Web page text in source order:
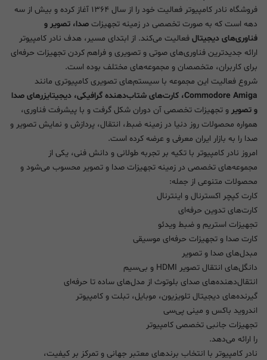
فروشگاه نادر کامپیوتر فعالیت خود را از سال ۱۳۶۴ آغاز کرده و بیش از سه
دهه است که به صورت تخصصی در زمینه تجهیزات صدا، تصویر و
فناوری‌های دیجیتال فعالیت می‌کند. از ابتدای مسیر، هدف نادر کامپیوتر
ارائه جدیدترین فناوری‌های صوتی و تصویری و فراهم کردن تجهیزات حرفه‌ای
برای کاربران، متخصصان و مجموعه‌های مختلف بوده است.
شروع فعالیت این مجموعه با سیستم‌های تصویری کامپیوتری مانند
Commodore Amiga، کارت‌های شتاب‌دهنده گرافیکی، دیجیتایزرهای صدا
و تصویر و تجهیزات تخصصی آن دوران شکل گرفت و با پیشرفت فناوری،
همواره محصولات روز دنیا در زمینه ضبط، انتقال، پردازش و نمایش تصویر و
صدا را به بازار ایران معرفی و عرضه کرده است.
امروز نادر کامپیوتر با تکیه بر تجربه طولانی و دانش فنی، یکی از
مجموعه‌های تخصصی در زمینه تجهیزات صدا و تصویر محسوب می‌شود و
محصولات متنوعی از جمله:
کارت کپچر اکسترنال و اینترنال
کارت‌های تدوین حرفه‌ای
تجهیزات استریم و ضبط ویدئو
کارت صدا و تجهیزات حرفه‌ای موسیقی
مبدل‌های صدا و تصویر
دانگل‌های انتقال تصویر HDMI و بی‌سیم
انتقال‌دهنده‌های صدای بلوتوث از مدل‌های ساده تا حرفه‌ای
گیرنده‌های دیجیتال تلویزیون، موبایل، تبلت و کامپیوتر
اندروید باکس و مینی پی‌سی
تجهیزات جانبی تخصصی کامپیوتر
را ارائه می‌دهد.
نادر کامپیوتر با انتخاب برندهای معتبر جهانی و تمرکز بر کیفیت،